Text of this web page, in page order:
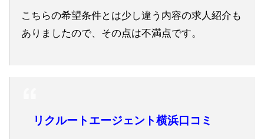
こちらの希望条件とは少し違う内容の求人紹介も
ありましたので、その点は不満点です。
リクルートエージェント横浜口コミ